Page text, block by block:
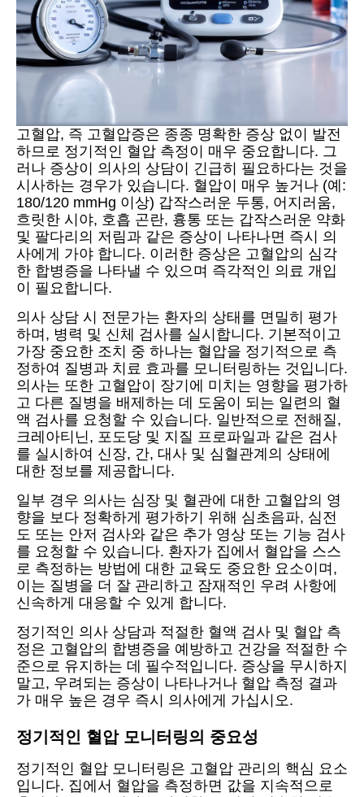
고혈압, 즉 고혈압증은 종종 명확한 증상 없이 발전
하므로 정기적인 혈압 측정이 매우 중요합니다. 그
러나 증상이 의사의 상담이 긴급히 필요하다는 것을
시사하는 경우가 있습니다. 혈압이 매우 높거나 (예:
180/120 mmHg 이상) 갑작스러운 두통, 어지러움,
흐릿한 시야, 호흡 곤란, 흉통 또는 갑작스러운 약화
및 팔다리의 저림과 같은 증상이 나타나면 즉시 의
사에게 가야 합니다. 이러한 증상은 고혈압의 심각
한 합병증을 나타낼 수 있으며 즉각적인 의료 개입
이 필요합니다.
의사 상담 시 전문가는 환자의 상태를 면밀히 평가
하며, 병력 및 신체 검사를 실시합니다. 기본적이고
가장 중요한 조치 중 하나는 혈압을 정기적으로 측
정하여 질병과 치료 효과를 모니터링하는 것입니다.
의사는 또한 고혈압이 장기에 미치는 영향을 평가하
고 다른 질병을 배제하는 데 도움이 되는 일련의 혈
액 검사를 요청할 수 있습니다. 일반적으로 전해질,
크레아티닌, 포도당 및 지질 프로파일과 같은 검사
를 실시하여 신장, 간, 대사 및 심혈관계의 상태에
대한 정보를 제공합니다.
일부 경우 의사는 심장 및 혈관에 대한 고혈압의 영
향을 보다 정확하게 평가하기 위해 심초음파, 심전
도 또는 안저 검사와 같은 추가 영상 또는 기능 검사
를 요청할 수 있습니다. 환자가 집에서 혈압을 스스
로 측정하는 방법에 대한 교육도 중요한 요소이며,
이는 질병을 더 잘 관리하고 잠재적인 우려 사항에
신속하게 대응할 수 있게 합니다.
정기적인 의사 상담과 적절한 혈액 검사 및 혈압 측
정은 고혈압의 합병증을 예방하고 건강을 적절한 수
준으로 유지하는 데 필수적입니다. 증상을 무시하지
말고, 우려되는 증상이 나타나거나 혈압 측정 결과
가 매우 높은 경우 즉시 의사에게 가십시오.
정기적인 혈압 모니터링의 중요성
정기적인 혈압 모니터링은 고혈압 관리의 핵심 요소
입니다. 집에서 혈압을 측정하면 값을 지속적으로